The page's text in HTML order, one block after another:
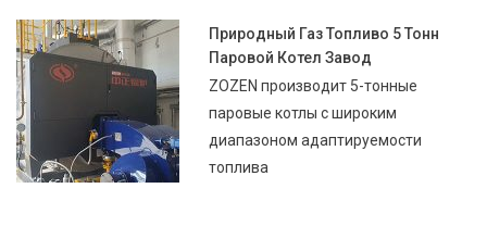
Природный Газ Топливо 5 Тонн
Паровой Котел Завод
ZOZEN производит 5-тонные
паровые котлы с широким
диапазоном адаптируемости
топлива